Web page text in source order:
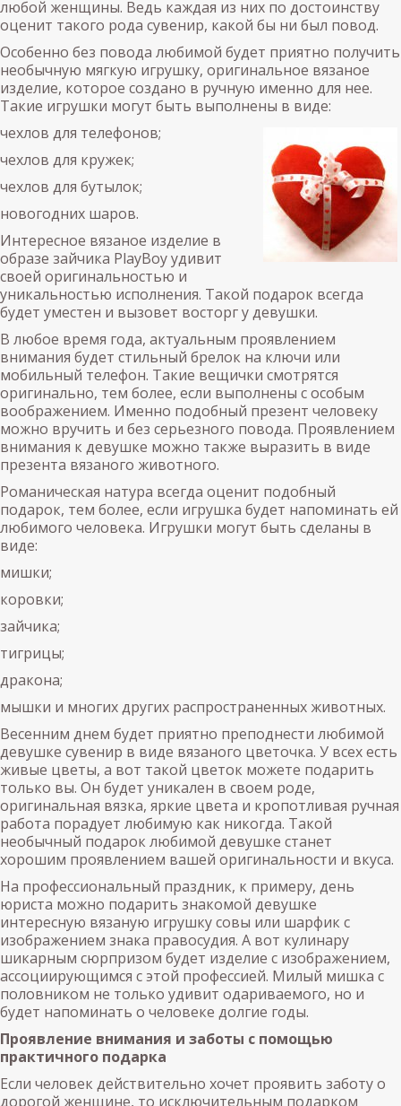
любой женщины. Ведь каждая из них по достоинству
оценит такого рода сувенир, какой бы ни был повод.
Особенно без повода любимой будет приятно получить
необычную мягкую игрушку, оригинальное вязаное
изделие, которое создано в ручную именно для нее.
Такие игрушки могут быть выполнены в виде:
чехлов для телефонов;
чехлов для кружек;
чехлов для бутылок;
новогодних шаров.
Интересное вязаное изделие в
образе зайчика PlayBoy удивит
своей оригинальностью и
уникальностью исполнения. Такой подарок всегда
будет уместен и вызовет восторг у девушки.
В любое время года, актуальным проявлением
внимания будет стильный брелок на ключи или
мобильный телефон. Такие вещички смотрятся
оригинально, тем более, если выполнены с особым
воображением. Именно подобный презент человеку
можно вручить и без серьезного повода. Проявлением
внимания к девушке можно также выразить в виде
презента вязаного животного.
Романическая натура всегда оценит подобный
подарок, тем более, если игрушка будет напоминать ей
любимого человека. Игрушки могут быть сделаны в
виде:
мишки;
коровки;
зайчика;
тигрицы;
дракона;
мышки и многих других распространенных животных.
Весенним днем будет приятно преподнести любимой
девушке сувенир в виде вязаного цветочка. У всех есть
живые цветы, а вот такой цветок можете подарить
только вы. Он будет уникален в своем роде,
оригинальная вязка, яркие цвета и кропотливая ручная
работа порадует любимую как никогда. Такой
необычный подарок любимой девушке станет
хорошим проявлением вашей оригинальности и вкуса.
На профессиональный праздник, к примеру, день
юриста можно подарить знакомой девушке
интересную вязаную игрушку совы или шарфик с
изображением знака правосудия. А вот кулинару
шикарным сюрпризом будет изделие с изображением,
ассоциирующимся с этой профессией. Милый мишка с
половником не только удивит одариваемого, но и
будет напоминать о человеке долгие годы.
Проявление внимания и заботы с помощью
практичного подарка
Если человек действительно хочет проявить заботу о
дорогой женщине, то исключительным подарком